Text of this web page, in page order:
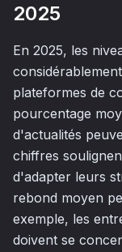
2025
En 2025, les
plateformes de
pourcentage
d'actualités
chiffres
d'adapter leurs
rebond moyen
exemple, les
doivent se